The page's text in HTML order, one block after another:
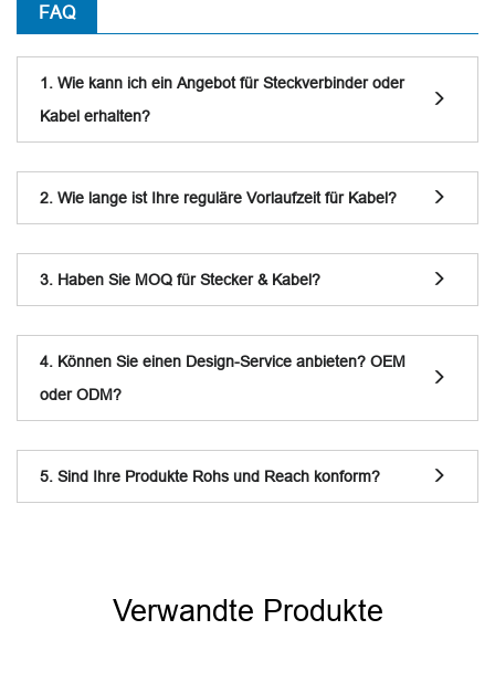
FAQ
1. Wie kann ich ein Angebot für Steckverbinder oder
Kabel erhalten?
2. Wie lange ist Ihre reguläre Vorlaufzeit für Kabel?
3. Haben Sie MOQ für Stecker & Kabel?
4. Können Sie einen Design-Service anbieten? OEM
oder ODM?
5. Sind Ihre Produkte Rohs und Reach konform?
Verwandte Produkte